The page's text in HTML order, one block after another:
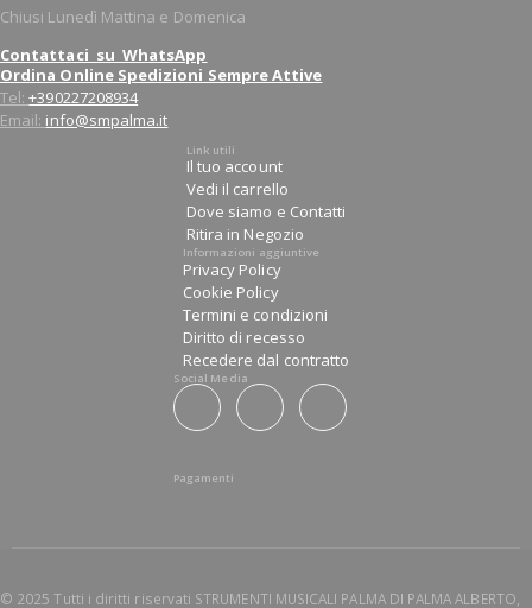
Chiusi Lunedì Mattina e Domenica
Contattaci su WhatsApp
Ordina Online Spedizioni Sempre Attive
Tel:+390227208934
Email: info@smpalma.it
Link utili
Il tuo account
Vedi il carrello
Dove siamo e Contatti
Ritira in Negozio
Informazioni aggiuntive
Privacy Policy
Cookie Policy
Termini e condizioni
Diritto di recesso
Recedere dal contratto
Social Media
Pagamenti
© 2025 Tutti i diritti riservati STRUMENTI MUSICALI PALMA DI PALMA ALBERTO,